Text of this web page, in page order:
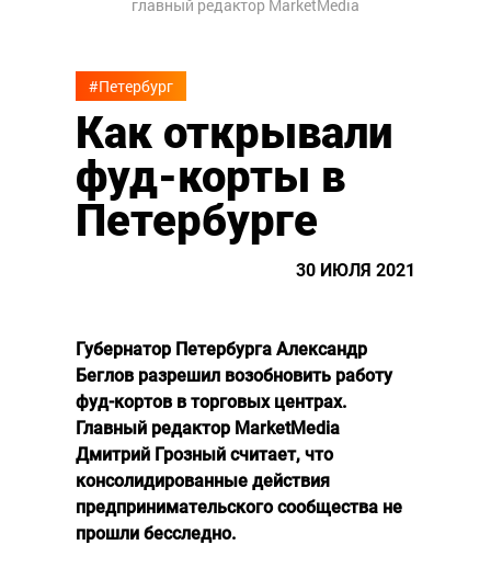
главный редактор MarketMedia
#Петербург
Как открывали
фуд-корты в
Петербурге
30 ИЮЛЯ 2021
Губернатор Петербурга Александр
Беглов разрешил возобновить работу
фуд-кортов в торговых центрах.
Главный редактор MarketMedia
Дмитрий Грозный считает, что
консолидированные действия
предпринимательского сообщества не
прошли бесследно.